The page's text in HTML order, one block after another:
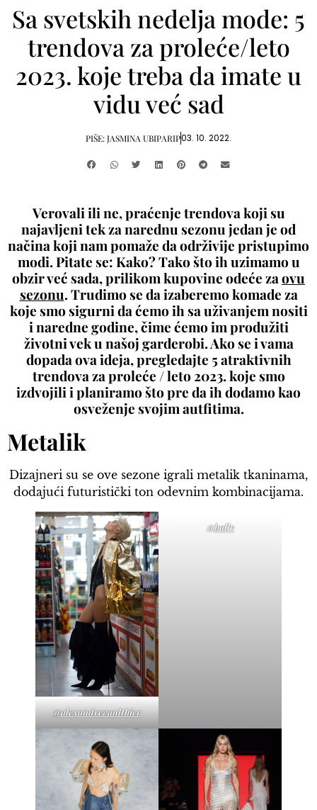
Sa svetskih nedelja mode: 5
trendova za proleće/leto
2023. koje treba da imate u
vidu već sad
PIŠE:JASMINA UBIPARIP03. 10. 2022.
Verovali ili ne, praćenje trendova koji su
najavljeni tek za narednu sezonu jedan je od
načina koji nam pomaže da održivije pristupimo
modi. Pitate se: Kako? Tako što ih uzimamo u
obzir već sada, prilikom kupovine odeće zaovu
sezonu. Trudimo se da izaberemo komade za
koje smo sigurni da ćemo ih sa uživanjem nositi
i naredne godine, čime ćemo im produžiti
životni vek u našoj garderobi. Ako se i vama
dopada ova ideja, pregledajte 5 atraktivnih
trendova za proleće / leto 2023. koje smo
izdvojili i planiramo što pre da ih dodamo kao
osveženje svojim autfitima.
Metalik
Dizajneri su se ove sezone igrali metalik tkaninama,
dodajući futuristički ton odevnim kombinacijama.
@alexandrevaulthier
@bally